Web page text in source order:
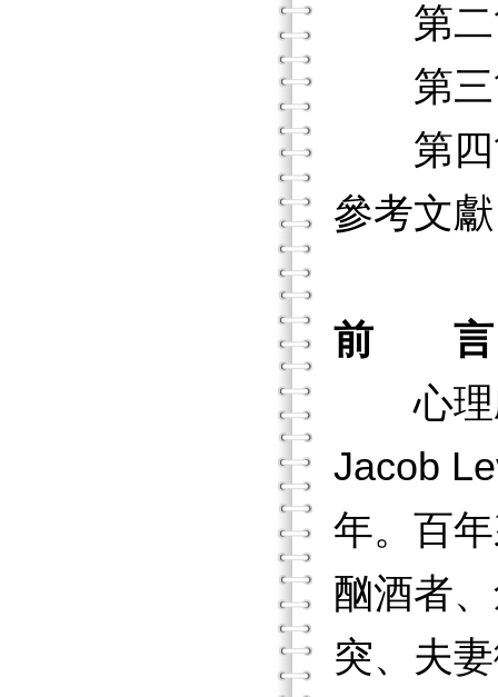
第二
第三
第四
參考文獻
前 言
心理劇
Jacob
年。百
酗酒者
突、夫